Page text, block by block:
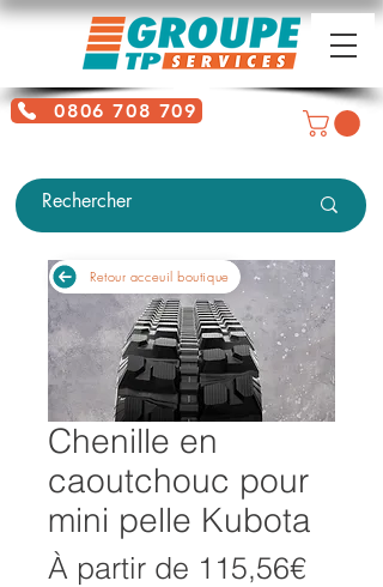
0806 708 709
Chenille en
caoutchouc pour
mini pelle Kubota
À partir de 115,56€Prix
Retour acceuil boutique